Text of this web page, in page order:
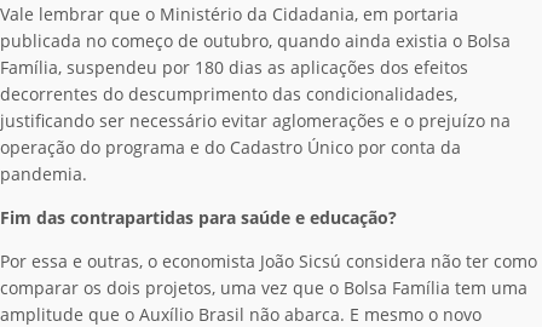
Vale lembrar que o Ministério da Cidadania, em portaria
publicada no começo de outubro, quando ainda existia o Bolsa
Família, suspendeu por 180 dias as aplicações dos efeitos
decorrentes do descumprimento das condicionalidades,
justificando ser necessário evitar aglomerações e o prejuízo na
operação do programa e do Cadastro Único por conta da
pandemia.
Fim das contrapartidas para saúde e educação?
Por essa e outras, o economista João Sicsú considera não ter como
comparar os dois projetos, uma vez que o Bolsa Família tem uma
amplitude que o Auxílio Brasil não abarca. E mesmo o novo